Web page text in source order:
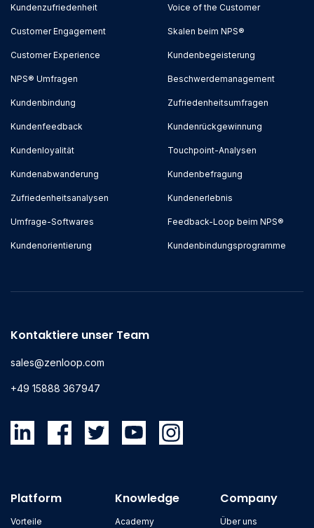
Kundenzufriedenheit
Customer Engagement
Customer Experience
NPS® Umfragen
Kundenbindung
Voice of the Customer
Skalen beim NPS®
Kundenbegeisterung
Beschwerdemanagement
Zufriedenheitsumfragen
Kundenfeedback
Kundenloyalität
Kundenabwanderung
Zufriedenheitsanalysen
Umfrage-Softwares
Kundenorientierung
Kundenrückgewinnung
Touchpoint-Analysen
Kundenbefragung
Kundenerlebnis
Feedback-Loop beim NPS®
Kundenbindungsprogramme
Kontaktiere unser Team
sales@zenloop.com
+49 15888 367947
Platform
Vorteile
Knowledge
Academy
Company
Über uns